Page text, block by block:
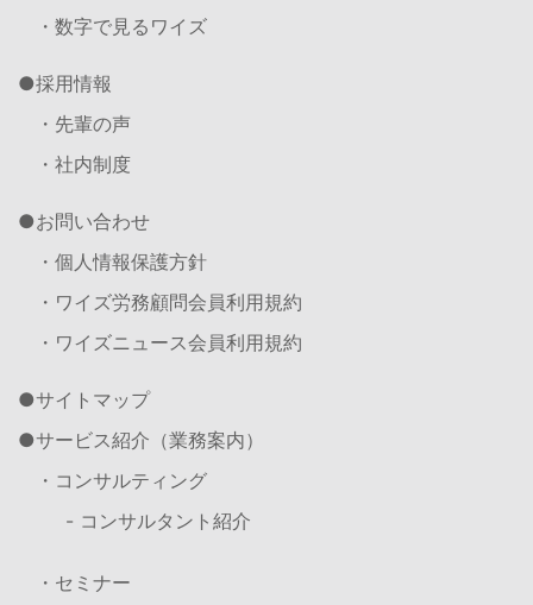
・数字で見るワイズ
採用情報
・先輩の声
・社内制度
お問い合わせ
・個人情報保護方針
・ワイズ労務顧問会員利用規約
・ワイズニュース会員利用規約
サイトマップ
サービス紹介（業務案内）
・コンサルティング
- コンサルタント紹介
・セミナー